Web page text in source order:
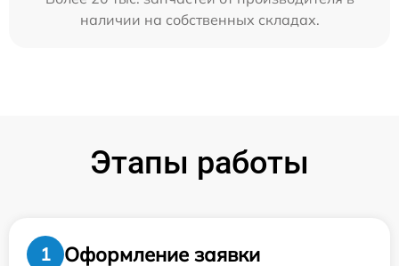
наличии на собственных складах.
Этапы работы
1
Оформление заявки